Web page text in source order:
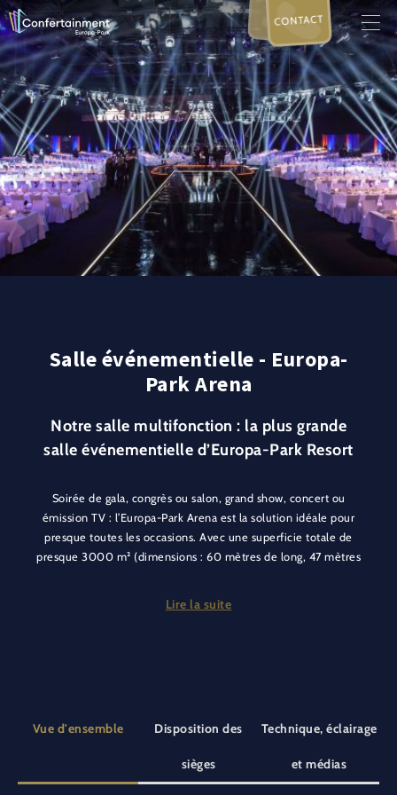
CONTACT
Salle événementielle - Europa-
Park Arena
Notre salle multifonction : la plus grande
salle événementielle d’Europa-Park Resort
Soirée de gala, congrès ou salon, grand show, concert ou
émission TV : l’Europa-Park Arena est la solution idéale pour
presque toutes les occasions. Avec une superficie totale de
presque 3000 m² (dimensions : 60 mètres de long, 47 mètres
hauteur sous plafond de 13 mètres permettra aussi d’accueillir
étage permettent une utilisation très variée !
Lire la suite
Vue d'ensemble Disposition des
sièges
Technique, éclairage
et médias